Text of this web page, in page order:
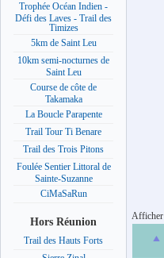
Trophée Océan Indien -
Défi des Laves - Trail des
Timizes
5km de Saint Leu
10km semi-nocturnes de
Saint Leu
Course de côte de
Takamaka
La Boucle Parapente
Trail Tour Ti Benare
Trail des Trois Pitons
Foulée Sentier Littoral de
Sainte-Suzanne
CiMaSaRun
Hors Réunion
Trail des Hauts Forts
Afficher